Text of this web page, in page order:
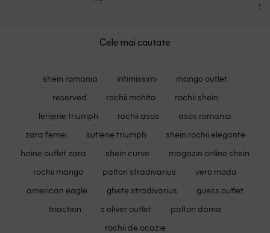
S
Cele mai cautate
shein romania intimissimi
mango outlet
reserved
rochii mohito
rochii shein
lenjerie triumph
rochii asos
asos romania
zara femei
sutiene triumph
shein rochii elegante
haine outlet zara
shein curve
magazin online shein
rochii mango
palton stradivarius
vero moda
american eagle
ghete stradivarius
guess outlet
triaction
s oliver outlet
palton dama
rochii de ocazie